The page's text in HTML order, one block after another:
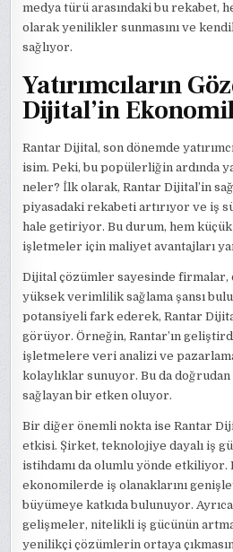
medya türü arasındaki bu rekabet,
olarak yenilikler sunmasını ve
sağlıyor.
Yatırımcıların
Dijital’in
Rantar Dijital, son dönemde
isim. Peki, bu popülerliğin ardında
neler? İlk olarak, Rantar Dijital’in
piyasadaki rekabeti artırıyor ve iş
hale getiriyor. Bu durum, hem
işletmeler için maliyet avantajları
Dijital çözümler sayesinde firmalar,
yüksek verimlilik sağlama şansı
potansiyeli fark ederek, Rantar
görüyor. Örneğin, Rantar’ın
işletmelere veri analizi ve
kolaylıklar sunuyor. Bu da
sağlayan bir etken oluyor.
Bir diğer önemli nokta ise Rantar
etkisi. Şirket, teknolojiye dayalı iş
istihdamı da olumlu yönde etkiliyor.
ekonomilerde iş olanaklarını
büyümeye katkıda bulunuyor.
gelişmeler, nitelikli iş gücünün
yenilikçi çözümlerin ortaya